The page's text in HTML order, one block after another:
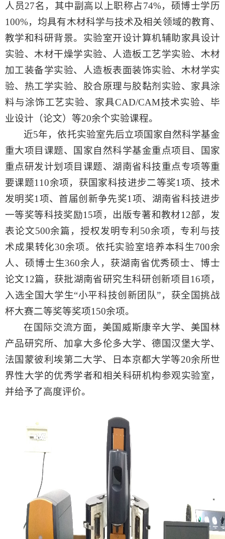
人员27名，其中副高以上职称占74%，硕博士学历
100%，均具有木材科学与技术及相关领域的教育、
教学和科研背景。实验室开设计算机辅助家具设计
实验、木材干燥学实验、人造板工艺学实验、木材
加工装备学实验、人造板表面装饰实验、木材学实
验、热工学实验、胶合原理与胶黏剂实验、家具涂
料与涂饰工艺实验、家具CAD/CAM技术实验、毕
业设计（论文）等20余个实验课程。
近5年，依托实验室先后立项国家自然科学基金
重大项目课题、国家自然科学基金重点项目、国家
重点研发计划项目课题、湖南省科技重点专项等重
要课题110余项，获国家科技进步二等奖1项、技术
发明奖1项、首届创新争先奖1项、湖南省科技进步
一等奖等科技奖励15项，出版专著和教材12部，发
表论文500余篇，授权发明专利50余项，专利与技
术成果转化30余项。依托实验室培养本科生700余
人、硕博士生360余人，获湖南省优秀硕士、博士
论文12篇，获批湖南省研究生科研创新项目16项，
入选全国大学生“小平科技创新团队”，获全国挑战
杯大赛二等奖等奖项150余项。
在国际交流方面，美国威斯康辛大学、美国林
产品研究所、加拿大多伦多大学、德国汉堡大学、
法国蒙彼利埃第二大学、日本京都大学等20余所世
界性大学的优秀学者和相关科研机构参观实验室，
并给予了高度评价。